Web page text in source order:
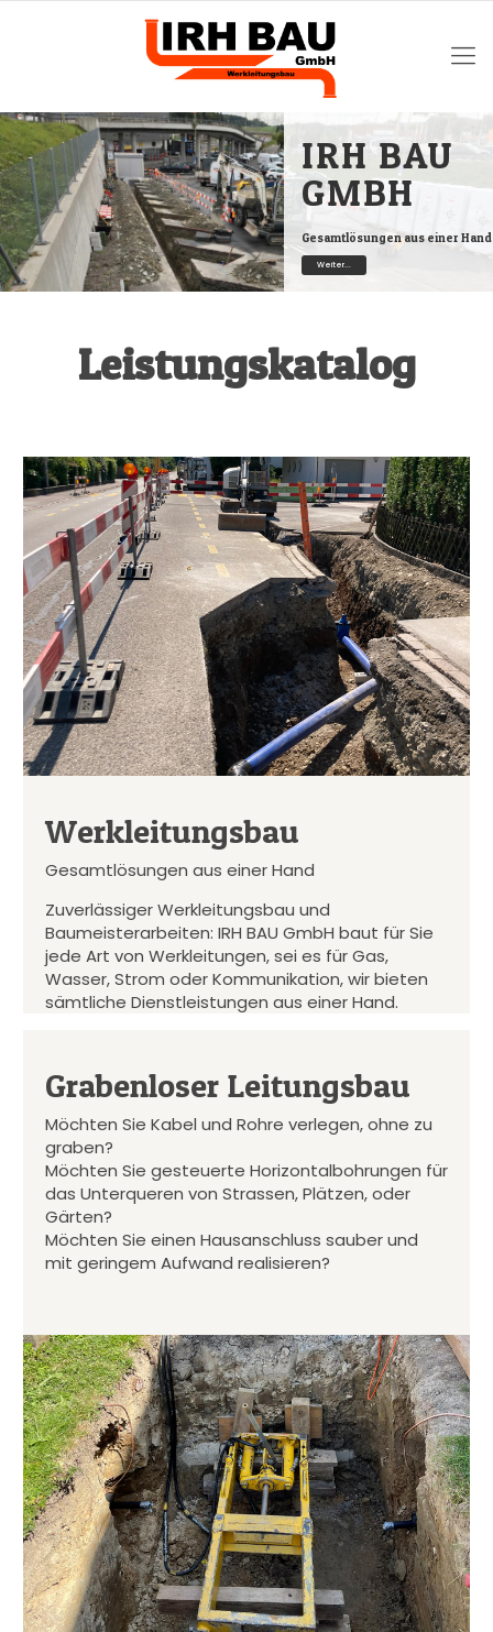
IRH BAU
GMBH
Gesamtlösungen aus einer
Weiter...
Leistungskatalog
Werkleitungsbau
Gesamtlösungen aus einer Hand
Zuverlässiger Werkleitungsbau und
Baumeisterarbeiten: IRH BAU GmbH baut für Sie
jede Art von Werkleitungen, sei es für Gas,
Wasser, Strom oder Kommunikation, wir bieten
sämtliche Dienstleistungen aus einer Hand.
Grabenloser Leitungsbau
Möchten Sie Kabel und Rohre verlegen, ohne zu
graben?
Möchten Sie gesteuerte Horizontalbohrungen für
das Unterqueren von Strassen, Plätzen, oder
Gärten?
Möchten Sie einen Hausanschluss sauber und
mit geringem Aufwand realisieren?